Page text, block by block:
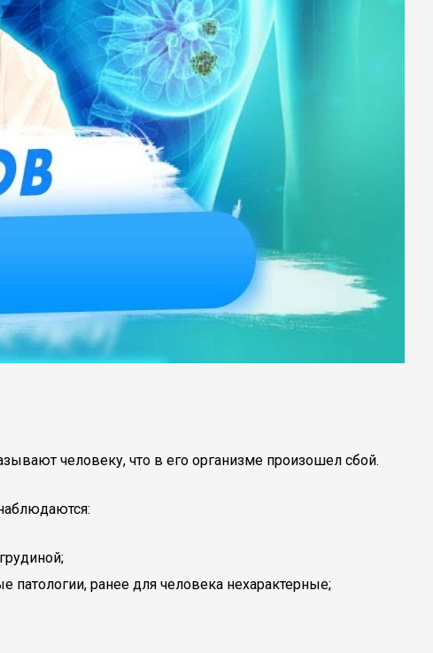
человеку, что в его организме произошел сбой.
ранее для человека нехарактерные;